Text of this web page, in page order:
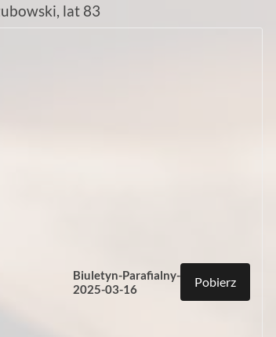
lat 83
Biuletyn-Parafialny-
2025-03-16
Pobierz